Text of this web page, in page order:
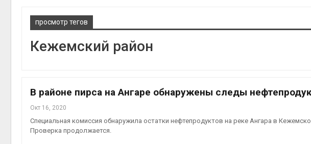
просмотр тегов
Кежемский район
В районе пирса на Ангаре обнаружены следы
Окт 16, 2020
Специальная комиссия обнаружила остатки нефтепродуктов на реке Ангара в
Проверка продолжается.
Минприроды
объектов и